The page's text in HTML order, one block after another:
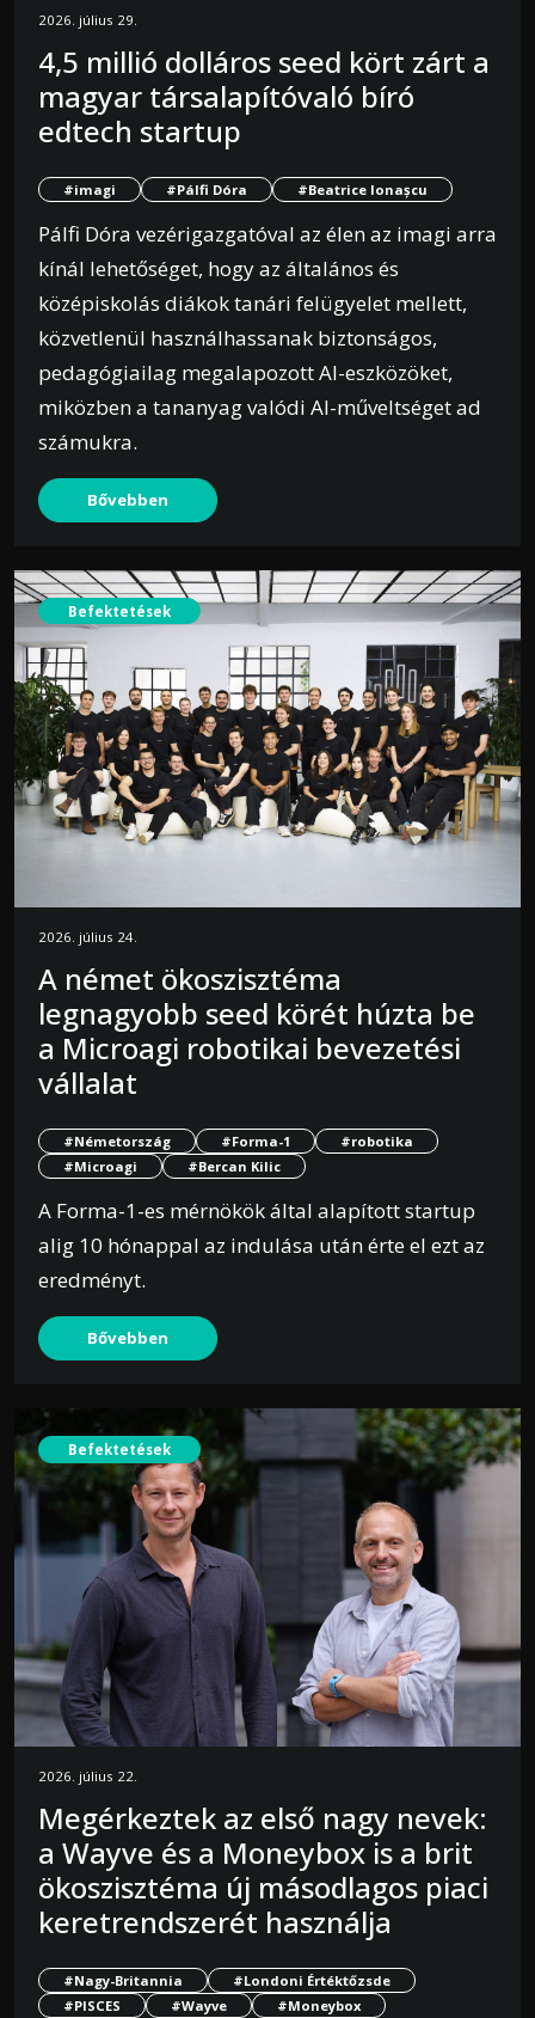
2026. július 29.
4,5 millió dolláros seed kört zárt a
magyar társalapítóvaló bíró
edtech startup
#imagi #Pálfi Dóra #Beatrice Ionașcu
Pálfi Dóra vezérigazgatóval az élen az imagi arra
kínál lehetőséget, hogy az általános és
középiskolás diákok tanári felügyelet mellett,
közvetlenül használhassanak biztonságos,
pedagógiailag megalapozott AI-eszközöket,
miközben a tananyag valódi AI-műveltséget ad
számukra.
Bővebben
Befektetések
2026. július 24.
A német ökoszisztéma
legnagyobb seed körét húzta be
a Microagi robotikai bevezetési
vállalat
#Németország #Forma-1
#robotika
#Microagi
#Bercan Kilic
A Forma-1-es mérnökök által alapított startup
alig 10 hónappal az indulása után érte el ezt az
eredményt.
Bővebben
Befektetések
2026. július 22.
Megérkeztek az első nagy nevek:
a Wayve és a Moneybox is a brit
ökoszisztéma új másodlagos piaci
keretrendszerét használja
#Nagy-Britannia
#Londoni Értéktőzsde
#PISCES
#Wayve #Moneybox